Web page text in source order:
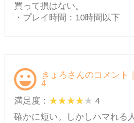
買って損はない。
・プレイ時間：10時間以下
きょろさんのコメント
4
満足度：
4
確かに短い。しかしハマれる